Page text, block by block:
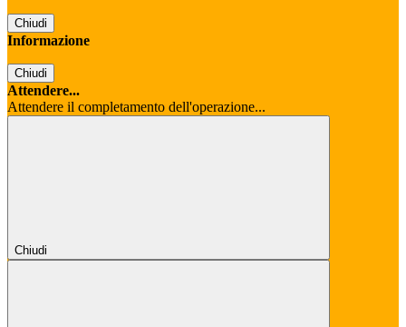
Chiudi
Informazione
Chiudi
Attendere...
Attendere il completamento dell'operazione...
Chiudi